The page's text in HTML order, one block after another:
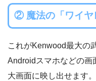
② 魔法の「ワイヤ
これがKenwood最大の
Androidスマホなどの画
大画面に映し出せます。